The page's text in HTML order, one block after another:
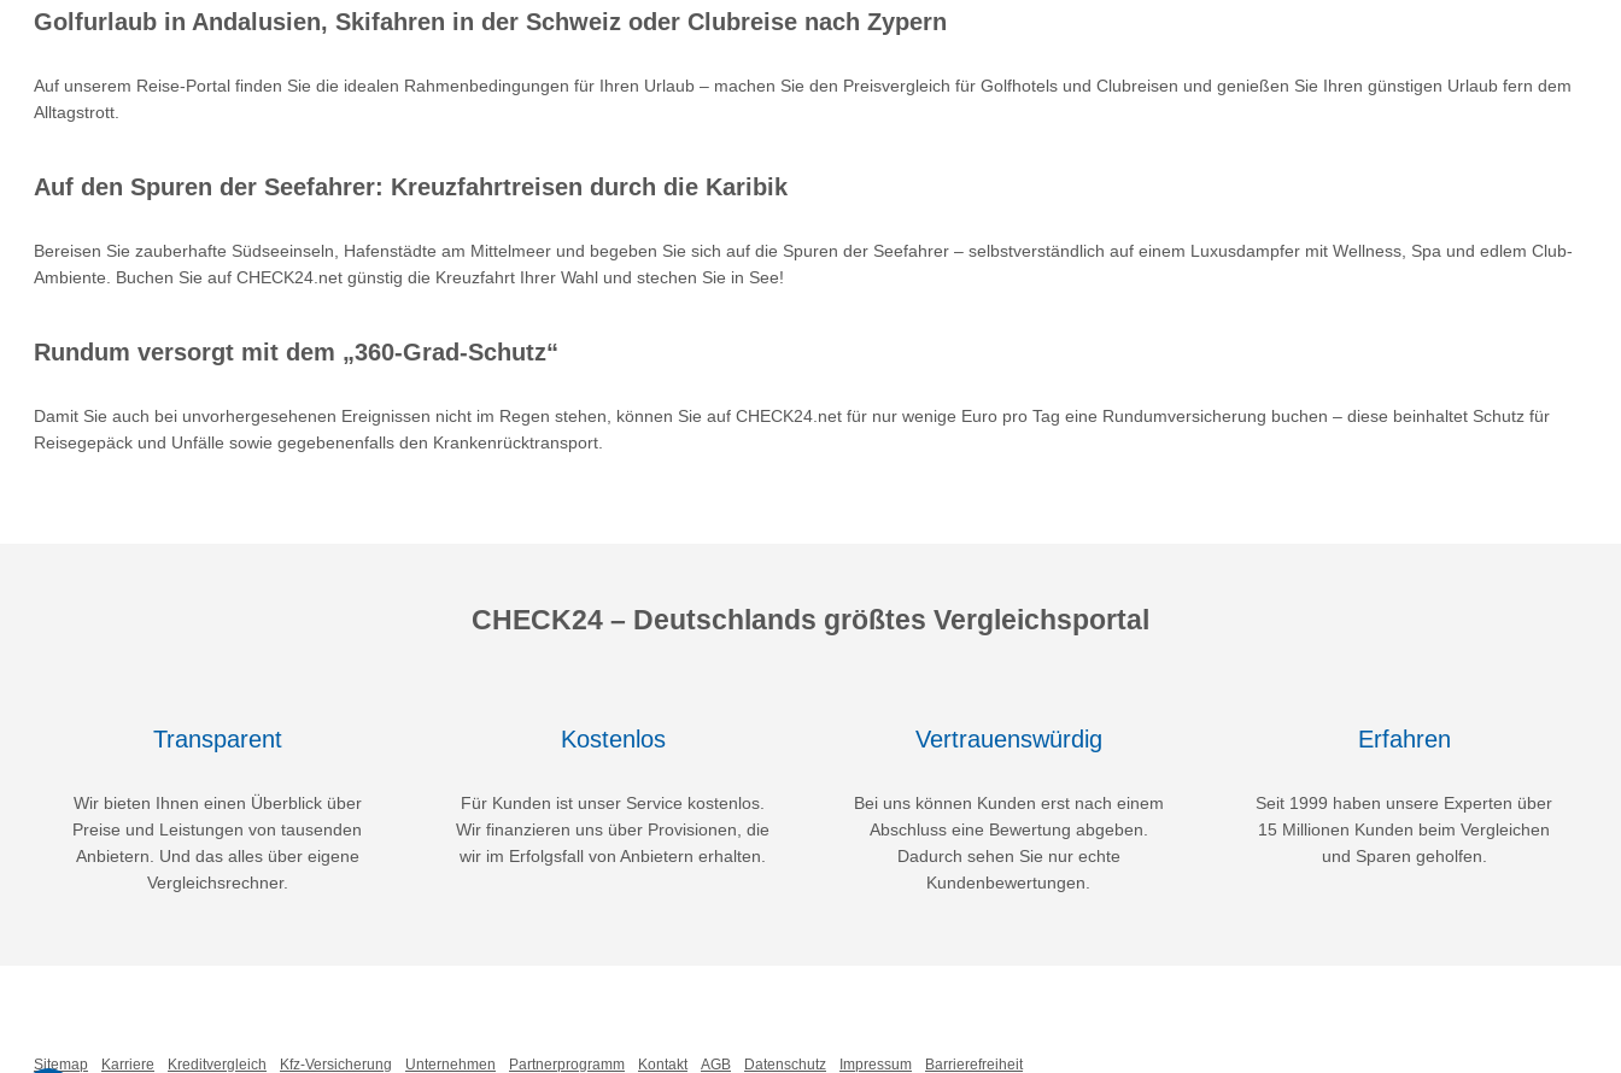
Golfurlaub in Andalusien, Skifahren in der Schweiz oder Clubreise nach Zypern
Auf unserem Reise-Portal finden Sie die idealen Rahmenbedingungen für Ihren Urlaub – machen Sie den Preisvergleich für Golfhotels und Clubreisen und genießen Sie Ihren günstigen Urlaub fern dem
Alltagstrott.
Auf den Spuren der Seefahrer: Kreuzfahrtreisen durch die Karibik
Bereisen Sie zauberhafte Südseeinseln, Hafenstädte am Mittelmeer und begeben Sie sich auf die Spuren der Seefahrer – selbstverständlich auf einem Luxusdampfer mit Wellness, Spa und edlem Club-
Ambiente. Buchen Sie auf CHECK24.net günstig die Kreuzfahrt Ihrer Wahl und stechen Sie in See!
Rundum versorgt mit dem „360-Grad-Schutz“
Damit Sie auch bei unvorhergesehenen Ereignissen nicht im Regen stehen, können Sie auf CHECK24.net für nur wenige Euro pro Tag eine Rundumversicherung buchen – diese beinhaltet Schutz für
Reisegepäck und Unfälle sowie gegebenenfalls den Krankenrücktransport.
CHECK24 – Deutschlands größtes Vergleichsportal
Transparent
Wir bieten Ihnen einen Überblick über
Preise und Leistungen von tausenden
Anbietern. Und das alles über eigene
Vergleichsrechner.
Kostenlos
Für Kunden ist unser Service kostenlos.
Wir finanzieren uns über Provisionen, die
wir im Erfolgsfall von Anbietern erhalten.
Vertrauenswürdig
Bei uns können Kunden erst nach einem
Abschluss eine Bewertung abgeben.
Dadurch sehen Sie nur echte
Kundenbewertungen.
Erfahren
Seit 1999 haben unsere Experten über
15 Millionen Kunden beim Vergleichen
und Sparen geholfen.
Sitemap Karriere Kreditvergleich Kfz-Versicherung Unternehmen Partnerprogramm Kontakt AGB Datenschutz Impressum Barrierefreiheit